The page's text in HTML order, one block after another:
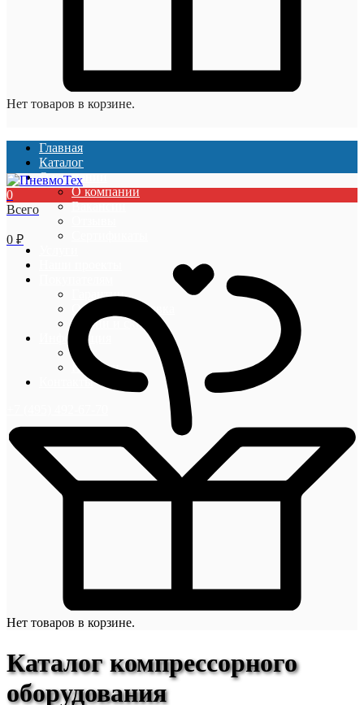
Нет товаров в корзине.
Главная
Каталог
О компании
О компании
Вакансии
Гарантии
Оплата и доставка
Акции и скидки
Информация
Блог
Новости
Контакты
0
Всего
0 ₽
Нет товаров в корзине.
Каталог компрессорного
оборудования